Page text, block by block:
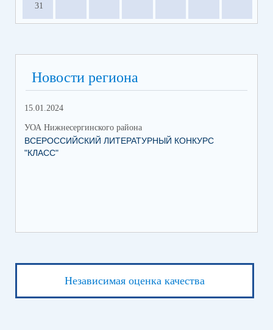
31
Новости региона
15.01.2024
УОА Нижнесергинского района
ВСЕРОССИЙСКИЙ ЛИТЕРАТУРНЫЙ КОНКУРС
"КЛАСС"
Независимая оценка качества